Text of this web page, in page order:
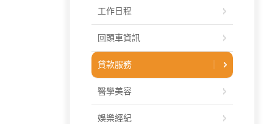
工作日程
回頭車資訊
貸款服務
醫學美容
娛樂經紀